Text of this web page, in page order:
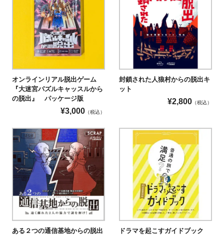
オンラインリアル脱出ゲーム
『大迷宮パズルキャッスルから
の脱出』 パッケージ版
¥3,000 （税込）
封鎖された人狼村からの脱出キ
ット
¥2,800 （税込）
ある２つの通信基地からの脱出
ドラマを起こすガイドブック